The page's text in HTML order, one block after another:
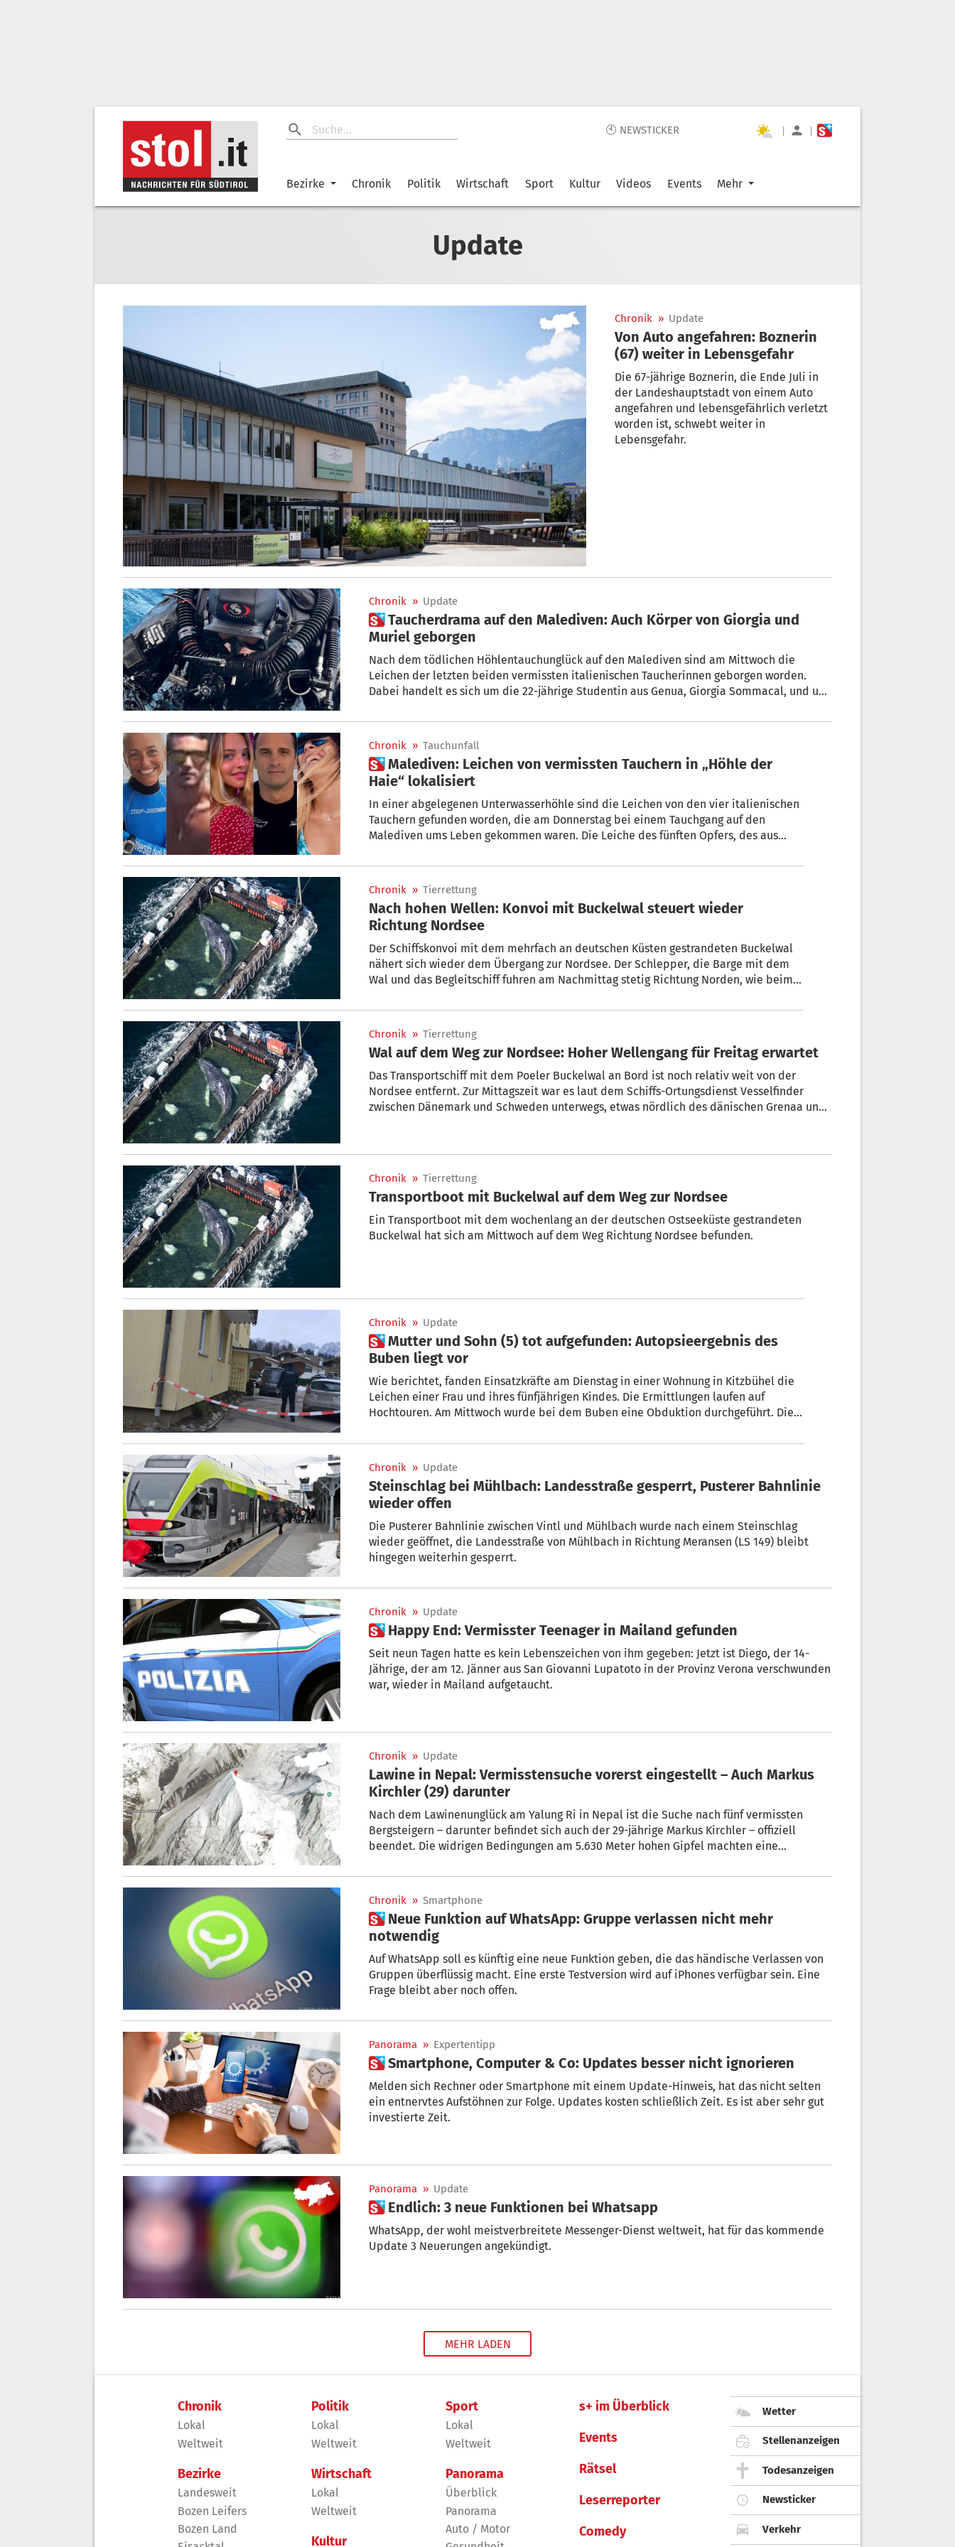
🕙 NEWSTICKER | |
Bezirke Chronik Politik Wirtschaft Sport Kultur Videos Events Mehr
Update
Chronik » Update
Von Auto angefahren: Boznerin
(67) weiter in Lebensgefahr
Die 67-jährige Boznerin, die Ende Juli in
der Landeshauptstadt von einem Auto
angefahren und lebensgefährlich verletzt
worden ist, schwebt weiter in
Lebensgefahr.
Chronik » Update
 Taucherdrama auf den Malediven: Auch Körper von Giorgia und
Muriel geborgen
Nach dem tödlichen Höhlentauchunglück auf den Malediven sind am Mittwoch die
Leichen der letzten beiden vermissten italienischen Taucherinnen geborgen worden.
Dabei handelt es sich um die 22-jährige Studentin aus Genua, Giorgia Sommacal, und um
Chronik » Tauchunfall
 Malediven: Leichen von vermissten Tauchern in „Höhle der
Haie“ lokalisiert
In einer abgelegenen Unterwasserhöhle sind die Leichen von den vier italienischen
Tauchern gefunden worden, die am Donnerstag bei einem Tauchgang auf den
Malediven ums Leben gekommen waren. Die Leiche des fünften Opfers, des aus
entdeckt und geborgen worden.
Chronik » Tierrettung
Nach hohen Wellen: Konvoi mit Buckelwal steuert wieder
Richtung Nordsee
Der Schiffskonvoi mit dem mehrfach an deutschen Küsten gestrandeten Buckelwal
nähert sich wieder dem Übergang zur Nordsee. Der Schlepper, die Barge mit dem
Wal und das Begleitschiff fuhren am Nachmittag stetig Richtung Norden, wie beim
erfolgt deshalb womöglich doch, wie ursprünglich geplant, in der Nordsee.
Chronik » Tierrettung
Wal auf dem Weg zur Nordsee: Hoher Wellengang für Freitag erwartet
Das Transportschiff mit dem Poeler Buckelwal an Bord ist noch relativ weit von der
Nordsee entfernt. Zur Mittagszeit war es laut dem Schiffs-Ortungsdienst Vesselfinder
zwischen Dänemark und Schweden unterwegs, etwas nördlich des dänischen Grenaa und
Chronik » Tierrettung
Transportboot mit Buckelwal auf dem Weg zur Nordsee
Ein Transportboot mit dem wochenlang an der deutschen Ostseeküste gestrandeten
Buckelwal hat sich am Mittwoch auf dem Weg Richtung Nordsee befunden.
Chronik » Update
 Mutter und Sohn (5) tot aufgefunden: Autopsieergebnis des
Buben liegt vor
Wie berichtet, fanden Einsatzkräfte am Dienstag in einer Wohnung in Kitzbühel die
Leichen einer Frau und ihres fünfjährigen Kindes. Die Ermittlungen laufen auf
Hochtouren. Am Mittwoch wurde bei dem Buben eine Obduktion durchgeführt. Die
Chronik » Update
Steinschlag bei Mühlbach: Landesstraße gesperrt, Pusterer Bahnlinie
wieder offen
Die Pusterer Bahnlinie zwischen Vintl und Mühlbach wurde nach einem Steinschlag
wieder geöffnet, die Landesstraße von Mühlbach in Richtung Meransen (LS 149) bleibt
hingegen weiterhin gesperrt.
Chronik » Update
 Happy End: Vermisster Teenager in Mailand gefunden
Seit neun Tagen hatte es kein Lebenszeichen von ihm gegeben: Jetzt ist Diego, der 14-
Jährige, der am 12. Jänner aus San Giovanni Lupatoto in der Provinz Verona verschwunden
war, wieder in Mailand aufgetaucht.
Chronik » Update
Lawine in Nepal: Vermisstensuche vorerst eingestellt – Auch Markus
Kirchler (29) darunter
Nach dem Lawinenunglück am Yalung Ri in Nepal ist die Suche nach fünf vermissten
Bergsteigern – darunter befindet sich auch der 29-jährige Markus Kirchler – offiziell
beendet. Die widrigen Bedingungen am 5.630 Meter hohen Gipfel machten eine
aufgenommen werden. Dies berichten „The Himalayan Times“ und die italienische
Nachrichtenagentur AGI.
Chronik » Smartphone
 Neue Funktion auf WhatsApp: Gruppe verlassen nicht mehr
notwendig
Auf WhatsApp soll es künftig eine neue Funktion geben, die das händische Verlassen von
Gruppen überflüssig macht. Eine erste Testversion wird auf iPhones verfügbar sein. Eine
Frage bleibt aber noch offen.
Panorama » Expertentipp
 Smartphone, Computer & Co: Updates besser nicht ignorieren
Melden sich Rechner oder Smartphone mit einem Update-Hinweis, hat das nicht selten
ein entnervtes Aufstöhnen zur Folge. Updates kosten schließlich Zeit. Es ist aber sehr gut
investierte Zeit.
Panorama » Update
 Endlich: 3 neue Funktionen bei Whatsapp
WhatsApp, der wohl meistverbreitete Messenger-Dienst weltweit, hat für das kommende
Update 3 Neuerungen angekündigt.
MEHR LADEN
Chronik
Lokal
Weltweit
Bezirke
Landesweit
Bozen Leifers
Bozen Land
Politik
Lokal
Weltweit
Wirtschaft
Lokal
Weltweit
Kultur
Sport
Lokal
Weltweit
Panorama
Überblick
Panorama
Auto / Motor
s+ im Überblick
Events
Rätsel
Leserreporter
Comedy
Wetter
Stellenanzeigen
Todesanzeigen
Newsticker
Verkehr